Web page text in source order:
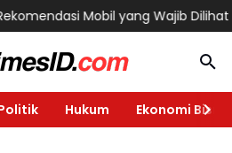
Mobil yang Wajib Dilihat di
Hukum Ekonomi Bisnis